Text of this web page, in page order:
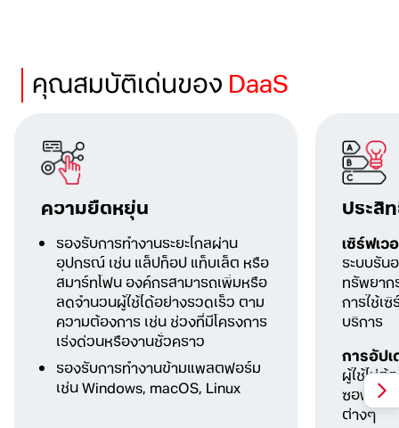
คุณสมบัติเด่นของDaaS
ความยืดหยุ่น
รองรับการทำงานระยะไกลผ่าน
อุปกรณ์ เช่น แล็ปท็อป แท็บเล็ต หรือ
สมาร์ทโฟน องค์กรสามารถเพิ่มหรือ
ลดจำนวนผู้ใช้ได้อย่างรวดเร็ว ตาม
ความต้องการ เช่นช่วงที่มีโครงการ
เร่งด่วนหรืองานชั่วคราว
รองรับการทำงานข้ามแพลตฟอร์ม
เช่น Windows, macOS, Linux
ประสิ
เซิร์ฟเ
ระบบรัน
ทรัพยาก
การใช้เ
บริการ
การอัป
ผู้ใช้ไม่ต้
ซอฟต์แ
ต่างๆ